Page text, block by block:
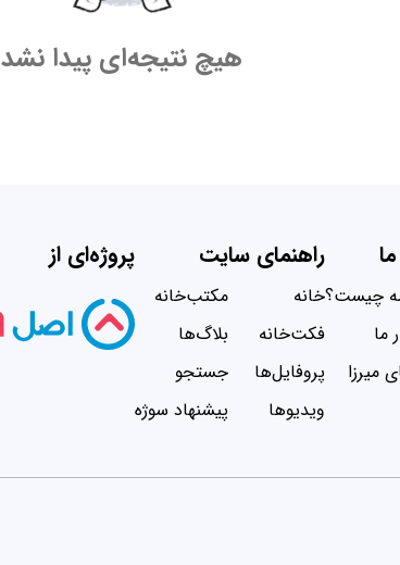
هیچ نتیجه‌ای پیدا نشد
چیست؟
ما
میرزا
راهنمای سایت
خانه
فکت‌خانه
پروفایل‌ها
ویدیو‌ها
مکتب‌خانه
بلاگ‌ها
جستجو
پیشنهاد سوژه
پروژه‌ای از